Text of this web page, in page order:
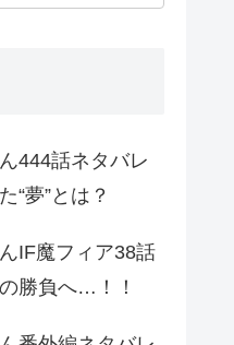
444話ネタバレ
“夢”とは？
IF魔フィア38話
勝負へ…！！